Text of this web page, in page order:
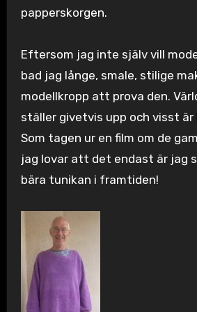
papperskorgen.
Eftersom jag inte själv vill
bad jag långe, smale, stilige
modellkropp att prova den.
ställer givetvis upp och visst är
Som tagen ur en film om de
jag lovar att det endast är jag
bära tunikan i framtiden!